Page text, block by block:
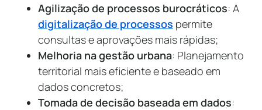
Agilização de processos burocráticos: A
digitalização de processos permite
consultas e aprovações mais rápidas;
Melhoria na gestão urbana: Planejamento
territorial mais eficiente e baseado em
dados concretos;
Tomada de decisão baseada em dados: